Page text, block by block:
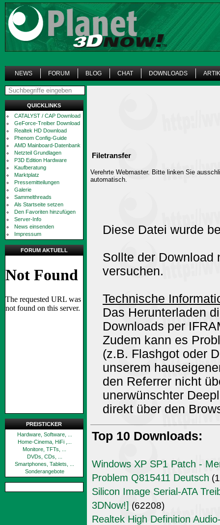
NEWS FORUM BLOG CHAT DOWNLOADS
QUICKLINKS
CATALYST / CAP Download
GeForce-Treiber Download
Realtek HD Download
Phenom Config-Guide
AMD Mainboard-Datenbank
Netzteil Grundlagen
P3D Edition Hardware
Kaufberatung
Marktplatz
Pressemitteilungen
Galerie
Sammelthreads
Als Startseite setzen
Den Favoriten hinzufügen
Server-Info
News einsenden
Impressum
FORUM AKTUELL
PREISTICKER
Hardware, Software, ...
Home-Cinema, HiFi ,...
Monitore, TFTs, ...
DVDs, CDs, ...
Smartphones, Tablets, ...
Sonderangebote
Filetransfer
Verehrte Webmaster. Bitte linken Sie
automatisch.
Diese Datei wurde
Sollte der
versuchen.
Technische
Das Herunterladen
Downloads per
Zudem kann es
(z.B. Flashgot oder
unserem
den Referrer nicht
unerwünschter
direkt über den
Top 10 Downloads:
Windows XP SP1 Patch -
Problem Q815411 Deutsch
Silicon Image Serial-ATA
3DNow!] (62208)
Realtek High Definition